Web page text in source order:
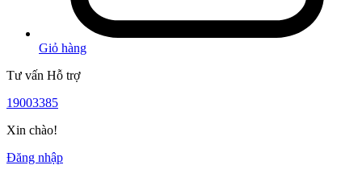
Giỏ hàng
Tư vấn Hỗ trợ
19003385
Xin chào!
Đăng nhập